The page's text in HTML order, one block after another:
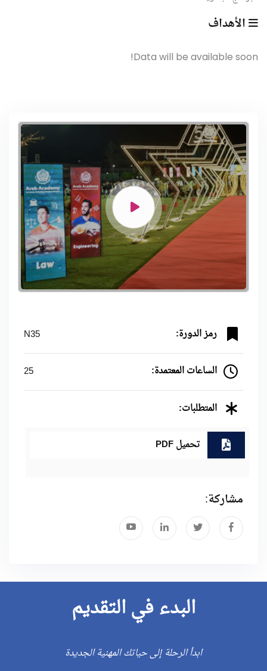
الأهداف
Data will be available soon!
رمز الدورة: N35
الساعات المعتمدة: 25
المتطلبات:
تحميل PDF
مشاركة:
البدء في التقديم
ابدأ الرحلة إلى حياتك المهنية الجديدة